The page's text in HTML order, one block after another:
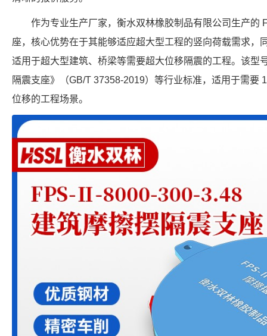
作为专业生产厂家，衡水双林橡胶制品有限公司生产的
座，核心优势在于其能够适应超大型工程的竖向荷载需求，
适用于超大型建筑、桥梁等需要超大位移隔震的工程。该型
隔震支座》（GB/T 37358-2019）等行业标准，适用于需要
位移的工程场景。